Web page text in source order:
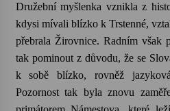
Letní koncerty ve
Jenakaši
28. 7. 2026
Votavžatský ploty
23. 7. 2026
Družební myšlenka vznikla z
kdysi mívali blízko k Trstenné,
přebrala Žirovnice. Radním však
tak pominout z důvodu, že se
k sobě blízko, rovněž
Pozornost tak byla znovu